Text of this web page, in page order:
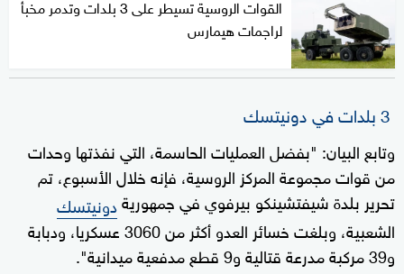
القوات الروسية تسيطر على 3 بلدات وتدمر مخبأ
لراجمات هيمارس
3 بلدات في دونيتسك
وتابع البيان: "بفضل العمليات الحاسمة، التي نفذتها وحدات
من قوات مجموعة المركز الروسية، فإنه خلال الأسبوع، تم
تحرير بلدة شيفتشينكو بيرفوي في جمهوريةدونيتسك
الشعبية، وبلغت خسائر العدو أكثر من 3060 عسكريا، ودبابة
و39 مركبة مدرعة قتالية و9 قطع مدفعية ميدانية".